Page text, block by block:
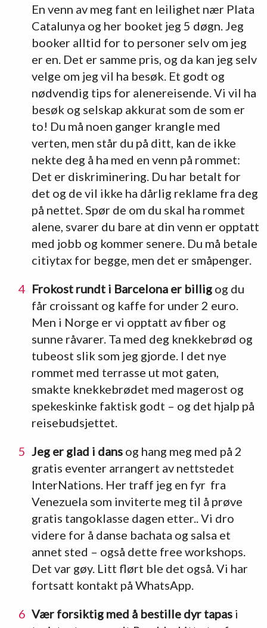
En venn av meg fant en leilighet nær Plata
Catalunya og her booket jeg 5 døgn. Jeg
booker alltid for to personer selv om jeg
er en. Det er samme pris, og da kan jeg selv
velge om jeg vil ha besøk. Et godt og
nødvendig tips for alenereisende. Vi vil ha
besøk og selskap akkurat som de som er
to! Du må noen ganger krangle med
verten, men står du på ditt, kan de ikke
nekte deg å ha med en venn på rommet:
Det er diskriminering. Du har betalt for
det og de vil ikke ha dårlig reklame fra deg
på nettet. Spør de om du skal ha rommet
alene, svarer du bare at din venn er opptatt
med jobb og kommer senere. Du må betale
citiytax for begge, men det er småpenger.
Frokost rundt i Barcelona er billigog du
får croissant og kaffe for under 2 euro.
Men i Norge er vi opptatt av fiber og
sunne råvarer. Ta med deg knekkebrød og
tubeost slik som jeg gjorde. I det nye
rommet med terrasse ut mot gaten,
smakte knekkebrødet med magerost og
spekeskinke faktisk godt – og det hjalp på
reisebudsjettet.
Jeg er glad i dansog hang meg med på 2
gratis eventer arrangert av nettstedet
InterNations. Her traff jeg en fyr fra
Venezuela som inviterte meg til å prøve
gratis tangoklasse dagen etter.. Vi dro
videre for å danse bachata og salsa et
annet sted – også dette free workshops.
Det var gøy. Litt flørt ble det også. Vi har
fortsatt kontakt på WhatsApp.
Vær forsiktig med å bestille dyr tapasi